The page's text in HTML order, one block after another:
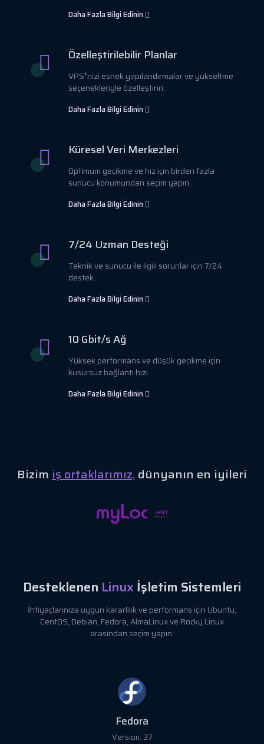
Daha Fazla Bilgi Edinin
Özelleştirilebilir Planlar
VPS❜nizi esnek yapılandırmalar ve yükseltme
seçenekleriyle özelleştirin.
Daha Fazla Bilgi Edinin
Küresel Veri Merkezleri
Optimum gecikme ve hız için birden fazla
sunucu konumundan seçim yapın.
Daha Fazla Bilgi Edinin
7/24 Uzman Desteği
Teknik ve sunucu ile ilgili sorunlar için 7/24
destek.
Daha Fazla Bilgi Edinin
10 Gbit/s Ağ
Yüksek performans ve düşük gecikme için
kusursuz bağlantı hızı.
Daha Fazla Bilgi Edinin
Bizimiş ortaklarımız, dünyanın en iyileri
Desteklenen Linuxİşletim Sistemleri
İhtiyaçlarınıza uygun kararlılık ve performans için Ubuntu,
CentOS, Debian, Fedora, AlmaLinux ve Rocky Linux
arasından seçim yapın.
Fedora
Version: 37